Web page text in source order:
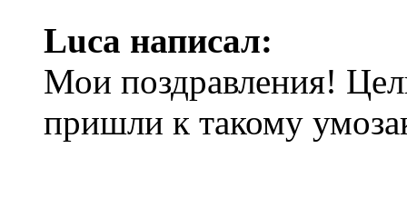
Luca написал:
Мои поздравления!
пришли к такому